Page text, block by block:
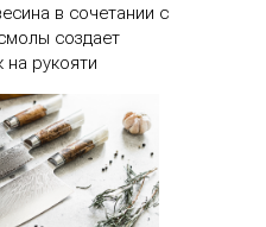
в сочетании с
создает
рукояти